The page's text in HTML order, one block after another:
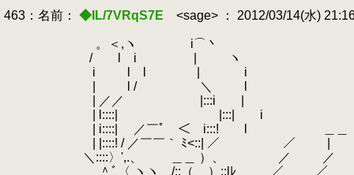
463：名前： ◆IL/7VRqS7E <sage> ： 2012/03/14(水)
。＜,ヽ i⌒丶
/ l i | ヽ
i l l | i
| l / ＼
| ／／ |:::i |
| l::::| |:::| i
| i::::| ／￣ﾟ ＜ i:::! l ＿＿
| |::::! / ／￣￣｀ ﾐ<::| ／ ／ | 残念な
＼::::〉',.、 ＿＿ ）、 ／ ／
＾ﾞ〈 ヽヽ /::（__）::lﾚ ／ ／